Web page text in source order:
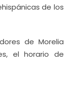
de los
de Morelia
el horario de